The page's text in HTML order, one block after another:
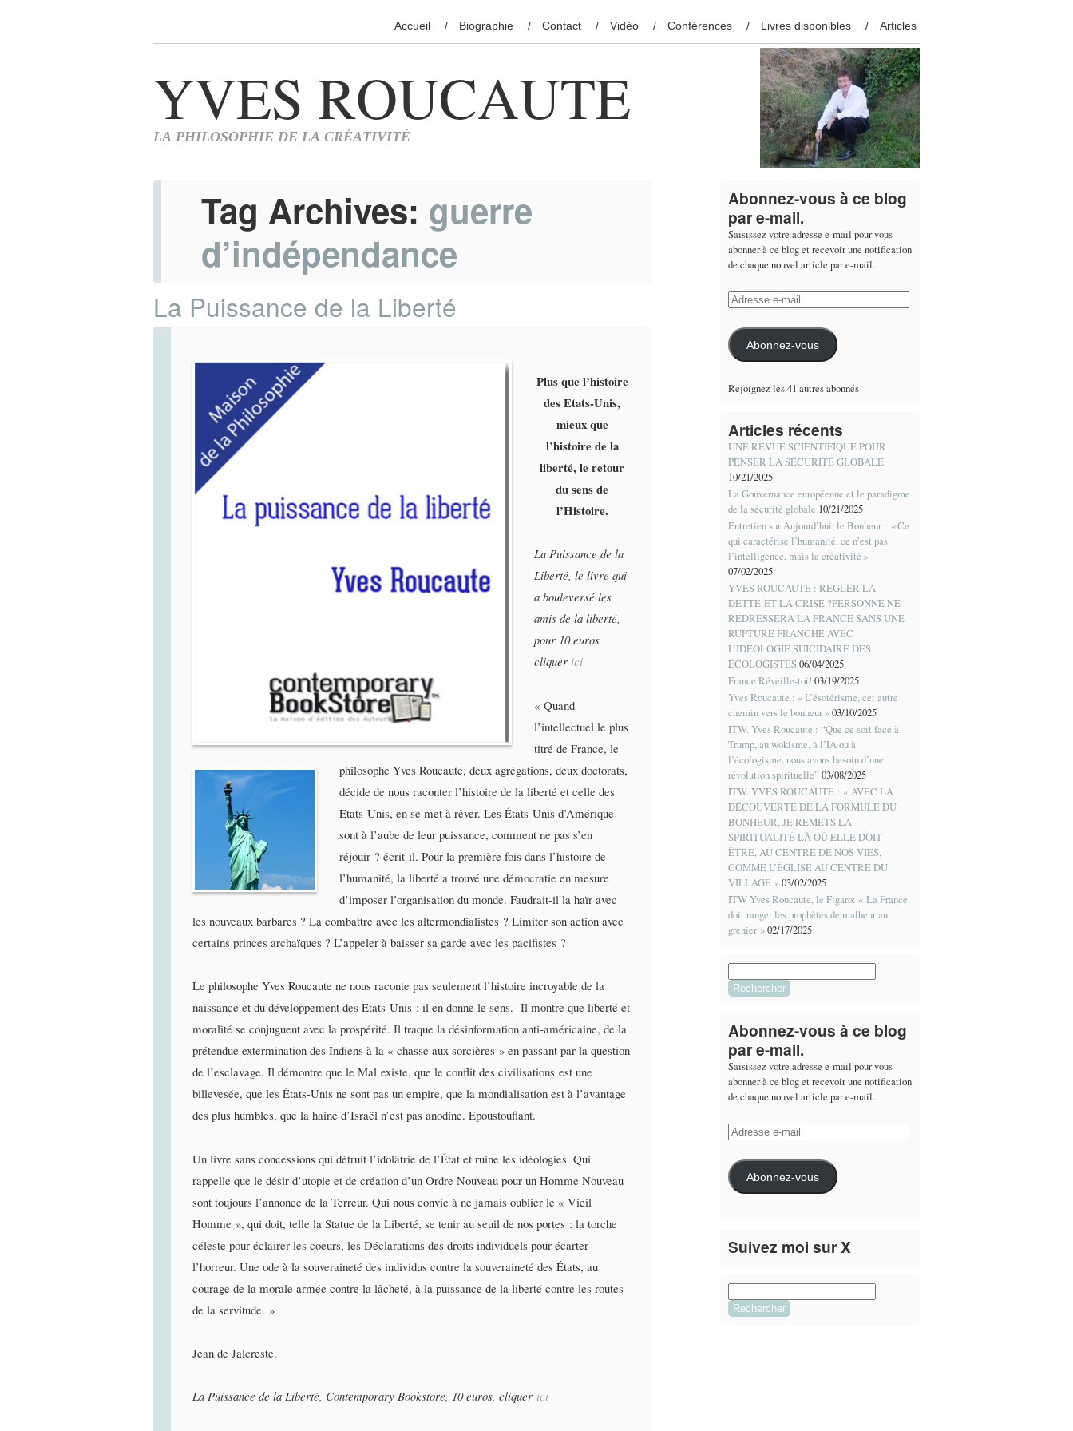
Accueil Biographie Contact Vidéo Conférences Livres disponibles Articles
Tag Archives: guerre
d’indépendance
La Puissance de la Liberté
Plus que l’histoire
des Etats-Unis,
mieux que
l’histoire de la
liberté, le retour
du sens de
l’Histoire.
La Puissance de la
Liberté, le livre qui
a bouleversé les
amis de la liberté,
pour 10 euros
cliquer ici
« Quand
l’intellectuel le plus
titré de France, le
philosophe Yves Roucaute, deux agrégations, deux doctorats,
décide de nous raconter l’histoire de la liberté et celle des
Etats-Unis, en se met à rêver. Les États-Unis d’Amérique
sont à l’aube de leur puissance, comment ne pas s’en
réjouir ? écrit-il. Pour la première fois dans l’histoire de
l’humanité, la liberté a trouvé une démocratie en mesure
d’imposer l’organisation du monde. Faudrait-il la haïr avec
les nouveaux barbares ? La combattre avec les altermondialistes ? Limiter son action avec
certains princes archaïques ? L’appeler à baisser sa garde avec les pacifistes ?
Le philosophe Yves Roucaute ne nous raconte pas seulement l’histoire incroyable de la
naissance et du développement des Etats-Unis : il en donne le sens. Il montre que liberté et
moralité se conjuguent avec la prospérité. Il traque la désinformation anti-américaine, de la
prétendue extermination des Indiens à la « chasse aux sorcières » en passant par la question
de l’esclavage. Il démontre que le Mal existe, que le conflit des civilisations est une
billevesée, que les États-Unis ne sont pas un empire, que la mondialisation est à l’avantage
des plus humbles, que la haine d’Israël n’est pas anodine. Epoustouflant.
Un livre sans concessions qui détruit l’idolâtrie de l’État et ruine les idéologies. Qui
rappelle que le désir d’utopie et de création d’un Ordre Nouveau pour un Homme Nouveau
sont toujours l’annonce de la Terreur. Qui nous convie à ne jamais oublier le « Vieil
Homme », qui doit, telle la Statue de la Liberté, se tenir au seuil de nos portes : la torche
céleste pour éclairer les coeurs, les Déclarations des droits individuels pour écarter
l’horreur. Une ode à la souveraineté des individus contre la souveraineté des États, au
courage de la morale armée contre la lâcheté, à la puissance de la liberté contre les routes
de la servitude. »
Jean de Jalcreste.
La Puissance de la Liberté, Contemporary Bookstore, 10 euros, cliquer ici
Abonnez-vous à ce blog
par e-mail.
Saisissez votre adresse e-mail pour vous
abonner à ce blog et recevoir une notification
de chaque nouvel article par e-mail.
Adresse
e-
mail
Abonnez-vous
Rejoignez les 41 autres abonnés
Articles récents
UNE REVUE SCIENTIFIQUE POUR
PENSER LA SÉCURITÉ GLOBALE
10/21/2025
La Gouvernance européenne et le paradigme
de la sécurité globale 10/21/2025
Entretien sur Aujourd’hui, le Bonheur : « Ce
qui caractérise l’humanité, ce n’est pas
l’intelligence, mais la créativité »
07/02/2025
YVES ROUCAUTE : REGLER LA
DETTE ET LA CRISE ?PERSONNE NE
REDRESSERA LA FRANCE SANS UNE
RUPTURE FRANCHE AVEC
L’IDÉOLOGIE SUICIDAIRE DES
ÉCOLOGISTES06/04/2025
France Réveille-toi! 03/19/2025
Yves Roucaute : « L’ésotérisme, cet autre
chemin vers le bonheur »03/10/2025
ITW. Yves Roucaute : “Que ce soit face à
Trump, au wokisme, à l’IA ou à
l’écologisme, nous avons besoin d’une
révolution spirituelle” 03/08/2025
ITW. YVES ROUCAUTE : « AVEC LA
DÉCOUVERTE DE LA FORMULE DU
BONHEUR, JE REMETS LA
SPIRITUALITÉ LÀ OÙ ELLE DOIT
ÊTRE, AU CENTRE DE NOS VIES,
COMME L’ÉGLISE AU CENTRE DU
VILLAGE »03/02/2025
ITW Yves Roucaute, le Figaro: « La France
doit ranger les prophètes de malheur au
grenier »02/17/2025
Abonnez-vous à ce blog
par e-mail.
Saisissez votre adresse e-mail pour vous
abonner à ce blog et recevoir une notification
de chaque nouvel article par e-mail.
Adresse
e-
mail
Abonnez-vous
Suivez moi sur X